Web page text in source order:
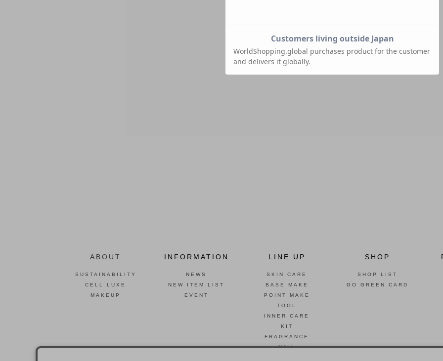
ABOUT
SUSTAINABILITY
CELL LUXE
MAKEUP
INFORMATION
NEWS
NEW ITEM LIST
EVENT
LINE UP
SKIN CARE
BASE MAKE
POINT MAKE
TOOL
INNER CARE
KIT
FRAGRANCE
NAIL
SHOP
SHOP LIST
GO GREEN CARD